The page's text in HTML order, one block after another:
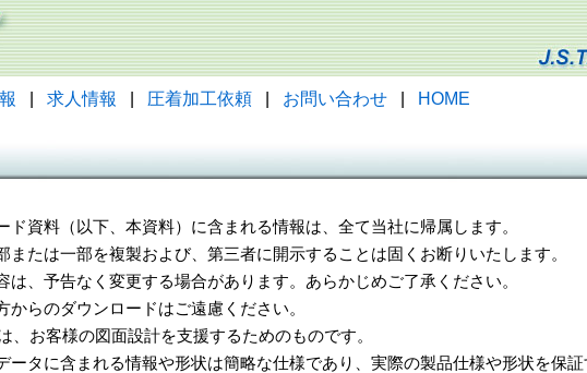
求人情報 圧着加工依頼 お問い合わせ HOME
ド資料（以下、本資料）に含まれる情報は、全て当社に帰属します。
または一部を複製および、第三者に開示することは固くお断りいたします。
は、予告なく変更する場合があります。あらかじめご了承ください。
からのダウンロードはご遠慮ください。
、お客様の図面設計を支援するためのものです。
タに含まれる情報や形状は簡略な仕様であり、実際の製品仕様や形状を保証